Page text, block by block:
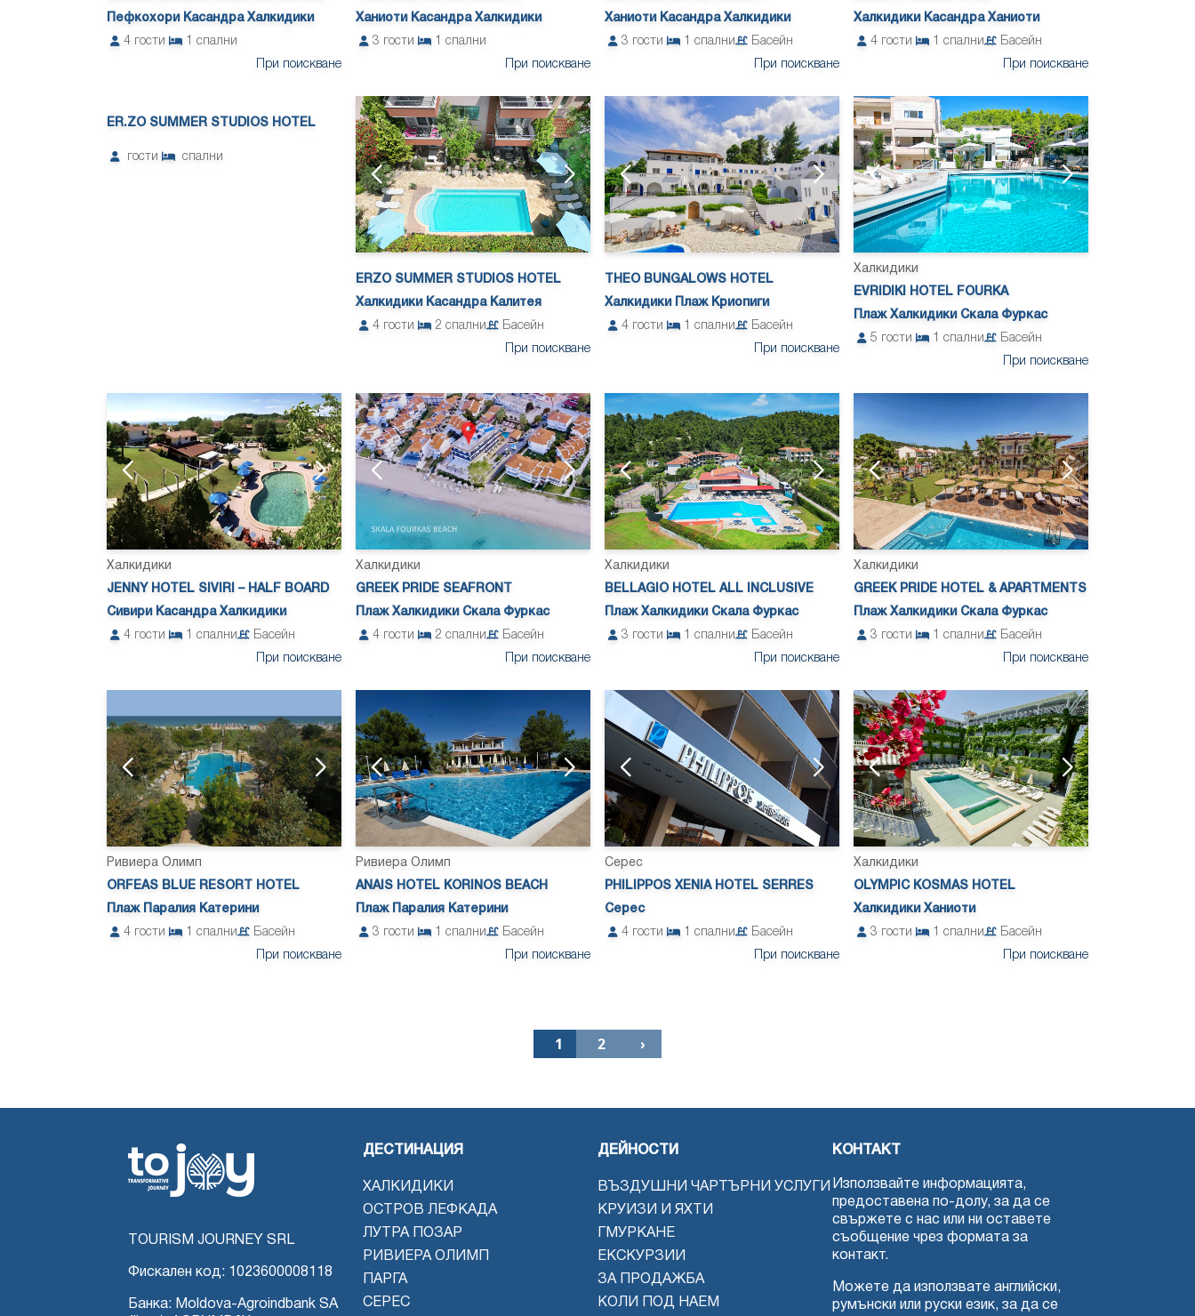
Пефкохори Касандра Халкидики
4 гости
спални
При поискване
Ханиоти Касандра Халкидики
3 гости
спални
При поискване
Ханиоти Касандра Халкидики
3 гости спални
Басейн
При поискване
Халкидики Касандра Ханиоти
4 гости 1 спални
Басейн
При поискване
ER.ZO SUMMER STUDIOS HOTEL
гости спални
ERZO SUMMER STUDIOS HOTEL
Халкидики Касандра Калитея
4 гости 2 спални
Басейн
При поискване
THEO BUNGALOWS HOTEL
Халкидики Плаж Криопиги
4 гости 1 спални
Басейн
При поискване
Халкидики
EVRIDIKI HOTEL FOURKA
Плаж Халкидики Скала Фуркас
5 гости 1 спални
Басейн
При поискване
Халкидики
JENNY HOTEL SIVIRI – HALF BOARD
Сивири Касандра Халкидики
4 гости 1 спални
Басейн
При поискване
Халкидики
GREEK PRIDE SEAFRONT
Плаж Халкидики Скала Фуркас
4 гости 2 спални
Басейн
При поискване
Халкидики
BELLAGIO HOTEL ALL INCLUSIVE
Плаж Халкидики Скала Фуркас
3 гости 1 спални
Басейн
При поискване
Халкидики
GREEK PRIDE HOTEL & APARTMENTS
Плаж Халкидики Скала Фуркас
3 гости 1 спални
Басейн
При поискване
Ривиера Олимп
ORFEAS BLUE RESORT HOTEL
Плаж Паралия Катерини
4 гости 1 спални
Басейн
При поискване
Ривиера Олимп
ANAIS HOTEL KORINOS BEACH
Плаж Паралия Катерини
3 гости 1 спални
Басейн
При поискване
Серес
PHILIPPOS XENIA HOTEL SERRES
Серес
4 гости 1 спални
Басейн
При поискване
Халкидики
OLYMPIC KOSMAS HOTEL
Халкидики Ханиоти
3 гости 1 спални
Басейн
При поискване
1 2 ›
TOURISM JOURNEY SRL
Фискален код: 1023600008118
Банка: Moldova-Agroindbank SA
ДЕСТИНАЦИЯ
ХАЛКИДИКИ
ОСТРОВ ЛЕФКАДА
ЛУТРА ПОЗАР
РИВИЕРА ОЛИМП
ПАРГА
СЕРЕС
ДЕЙНОСТИ
ВЪЗДУШНИ ЧАРТЪРНИ УСЛУГИ
КРУИЗИ И ЯХТИ
ГМУРКАНЕ
ЕКСКУРЗИИ
ЗА ПРОДАЖБА
КОЛИ ПОД НАЕМ
КОНТАКТ
Използвайте информацията,
предоставена по-долу, за да се
свържете с нас или ни оставете
съобщение чрез формата за
контакт.
Можете да използвате английски,
румънски или руски език, за да се